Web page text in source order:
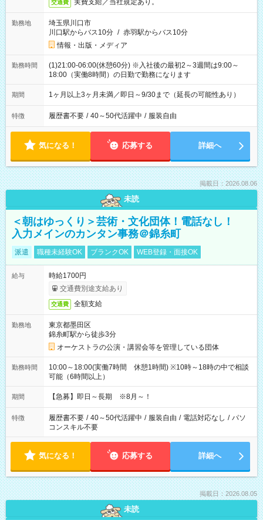
交通費 実費支給／当社規定あり。
勤務地
埼玉県川口市
川口駅からバス10分 / 赤羽駅からバス10分
情報・出版・メディア
勤務時間
(1)21:00-06:00(休憩60分) ※入社後の最初2～3週間は9:00～
18:00（実働8時間）の日勤で勤務になります
期間 1ヶ月以上3ヶ月未満／即日～9/30まで（延長の可能性あり）
特徴 履歴書不要 / 40～50代活躍中 / 服装自由
気になる！ 応募する 詳細へ
掲載日：2026.08.06
未読
＜朝はゆっくり＞芸術・文化団体！電話なし！
入力メインのカンタン事務＠錦糸町
派遣 職種未経験OK ブランクOK WEB登録・面接OK
給与
時給1700円
交通費別途支給あり
交通費 全額支給
勤務地
東京都墨田区
錦糸町駅から徒歩3分
オーケストラの公演・講習会等を管理している団体
勤務時間
10:00～18:00(実働7時間 休憩1時間) ※10時～18時の中で相談
可能（6時間以上）
期間 【急募】即日～長期 ※8月～！
特徴 履歴書不要 / 40～50代活躍中 / 服装自由 / 電話対応なし / パソ
コンスキル不要
気になる！ 応募する 詳細へ
掲載日：2026.08.05
未読